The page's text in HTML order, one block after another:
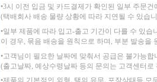
•3시 이전 입금 및 카드결제가 확인된 일부 주문
(택배회사 배송 물량 상황에 따라 지연될 수 있습
•일부 제품에 따라 입고-출고 기간이 다를 수 있습
이 경우, 묶음 배송을 원칙으로 하며, 부분 발송을
•고객님이 필요한 날짜에 맞춰서 공급은 불가능합
(출고날짜, 예상수령날짜 등의 문의는 고객센터로
•제품의 기본적인 외형, 택의 유무, 포장상태등 모